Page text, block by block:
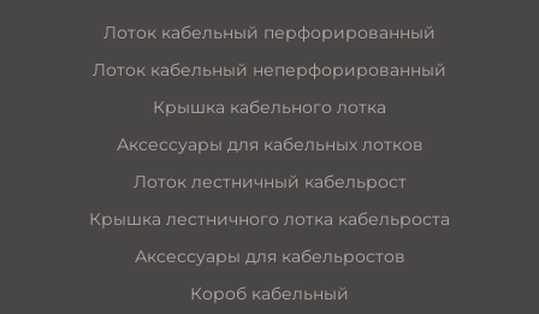
Лоток кабельный перфорированный
Лоток кабельный неперфорированный
Крышка кабельного лотка
Аксессуары для кабельных лотков
Лоток лестничный кабельрост
Крышка лестничного лотка кабельроста
Аксессуары для кабельростов
Короб кабельный